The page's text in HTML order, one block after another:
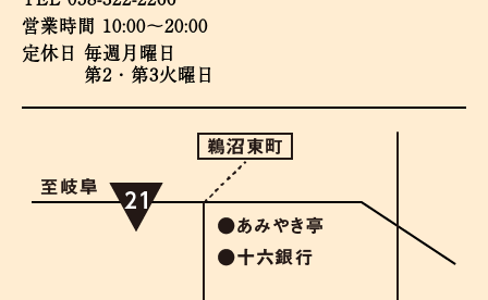
営業時間 10:00～20:00
定休日 毎週月曜日
第2・第3火曜日